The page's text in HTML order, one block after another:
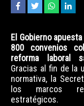
El Gobierno
800 convenios
reforma laboral
Gracias al fin de la
normativa, la
los marcos
estratégicos.